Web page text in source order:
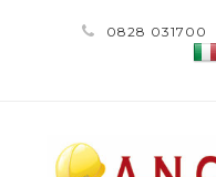
0828 031700